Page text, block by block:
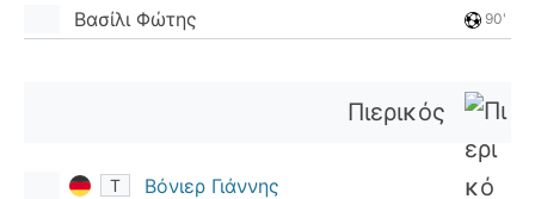
Βασίλι Φώτης 90'
Πιερικός
Τ Βόνιερ Γιάννης